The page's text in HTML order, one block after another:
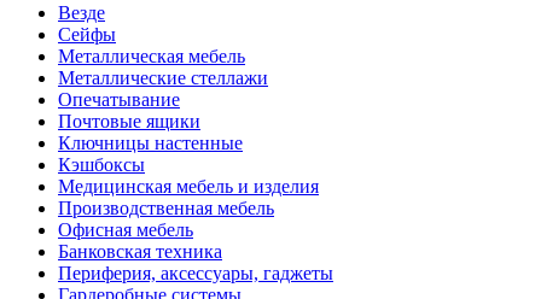
Везде
Сейфы
Металлическая мебель
Металлические стеллажи
Опечатывание
Почтовые ящики
Ключницы настенные
Кэшбоксы
Медицинская мебель и изделия
Производственная мебель
Офисная мебель
Банковская техника
Периферия, аксессуары, гаджеты
Гардеробные системы